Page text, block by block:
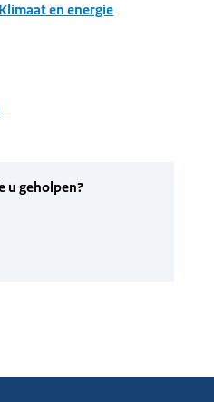
Klimaat en energie